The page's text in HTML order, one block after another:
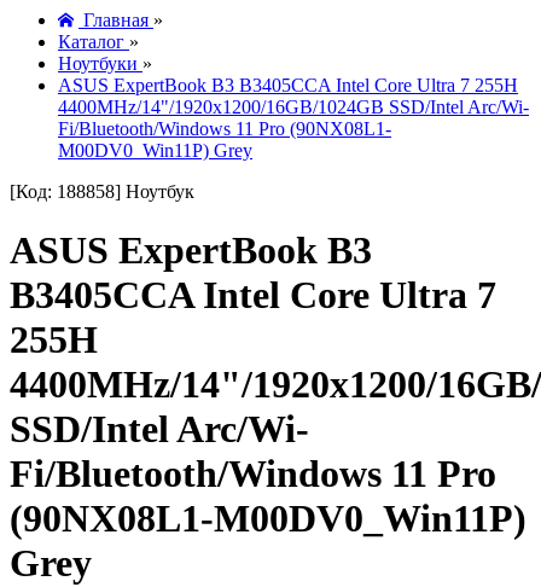
Главная »
Каталог »
Ноутбуки »
ASUS ExpertBook B3 B3405CCA Intel Core Ultra 7 255H
4400MHz/14"/1920x1200/16GB/1024GB SSD/Intel Arc/Wi-
Fi/Bluetooth/Windows 11 Pro (90NX08L1-
M00DV0_Win11P) Grey
[Код: 188858] Ноутбук
ASUS ExpertBook B3
B3405CCA Intel Core Ultra 7
255H
4400MHz/14"/1920x1200/
SSD/Intel Arc/Wi-
Fi/Bluetooth/Windows 11 Pro
(90NX08L1-M00DV0_Win11P)
Grey